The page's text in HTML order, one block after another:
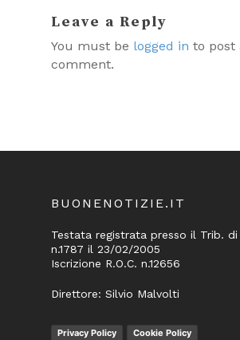
Leave a Reply
You must be logged in to post
comment.
BUONENOTIZIE.IT
Testata registrata presso il Trib.
n.1787 il 23/02/2005
Iscrizione R.O.C. n.12656
Direttore: Silvio Malvolti
Privacy Policy Cookie Policy